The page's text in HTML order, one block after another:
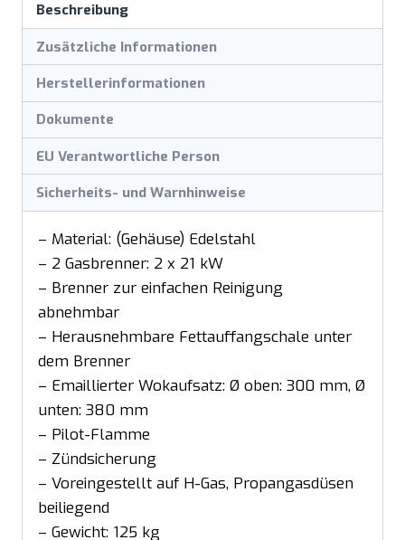
Beschreibung
Zusätzliche Informationen
Herstellerinformationen
Dokumente
EU Verantwortliche Person
Sicherheits- und Warnhinweise
– Material: (Gehäuse) Edelstahl
– 2 Gasbrenner: 2 x 21 kW
– Brenner zur einfachen Reinigung
abnehmbar
– Herausnehmbare Fettauffangschale unter
dem Brenner
– Emaillierter Wokaufsatz: Ø oben: 300 mm, Ø
unten: 380 mm
– Pilot-Flamme
– Zündsicherung
– Voreingestellt auf H-Gas, Propangasdüsen
beiliegend
– Gewicht: 125 kg